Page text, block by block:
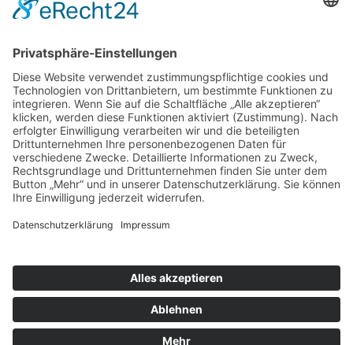
D-70771 LEINFELDEN-ECHTERDINGEN
fireflame - einrichtung und design
Alle Rechte vorbehalten